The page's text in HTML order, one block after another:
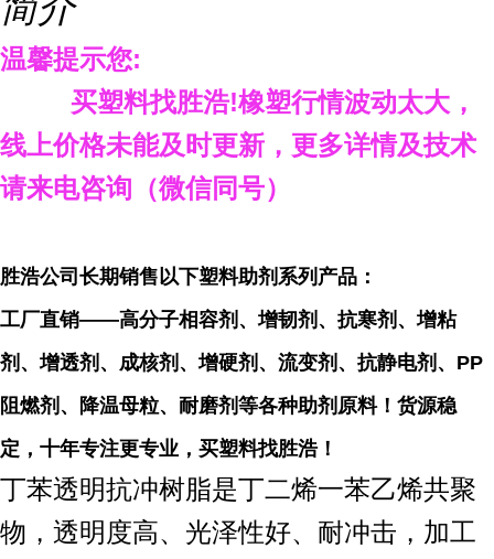
温馨提示您:
买塑料找胜浩!橡塑行情波动太大，
线上价格未能及时更新，更多详情及技术
请来电咨询（微信同号）
胜浩公司 长期销售以下塑料助剂系列 产品 ：
工厂直销——高分子相容剂、增韧剂、抗寒剂、增粘
剂、增透剂、成核剂、增硬剂、流变剂、抗静电剂、PP
阻燃剂、降温母粒、耐磨剂等各种助剂原料！货源稳
定，十年专注更专业，买塑料找胜浩！
丁苯透明抗冲树脂是丁二烯一苯乙烯共聚
物，透明度高、光泽性好、耐冲击，加工